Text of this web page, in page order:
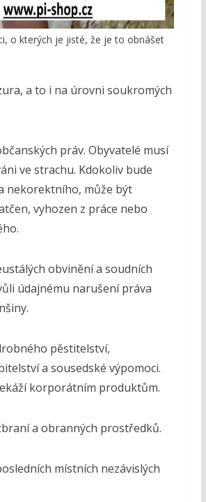
o kterých je jisté, že je to obnášet
a to i na úrovni soukromých
práv. Obyvatelé musí
ve strachu. Kdokoliv bude
nekorektního, může být
vyhozen z práce nebo
obvinění a soudních
údajnému narušení práva
pěstitelství,
a sousedské výpomoci.
korporátním produktům.
a obranných prostředků.
místních nezávislých